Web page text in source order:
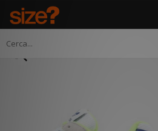
Home Uomo